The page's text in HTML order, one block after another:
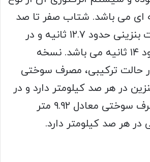
می باشد. شتاب صفر تا صد
آریسان در سوخت بنزینی حدود ۱۲.۷ ثانیه و در
سوخت گازی حدود ۱۴ ثانیه می باشد. نسخه
حالت ترکیبی، مصرف سوختی
لیتر بنزین در هر صد کیلومتر دارد و در
حالت گازسوز مصرف سوختی معادل ۹.۹۲ متر
هر صد کیلومتر دارد.